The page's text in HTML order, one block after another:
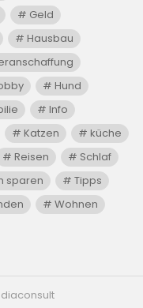
Geld
Hausbau
Hund
Info
Katzen
küche
Reisen
Schlaf
sparen
Tipps
Wohnen